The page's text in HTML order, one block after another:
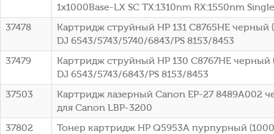
1x1000Base-LX SC ТХ:1310nm RX:1550nm
37478
Картридж струйный HP 131 C8765HE черный
DJ 6543/5743/5740/6843/PS 8153/8453
37479
Картридж струйный HP 130 C8767HE черный
DJ 6543/5743/6843/PS 8153/8453
37503
Картридж лазерный Canon EP-27 8489A002
для Canon LBP-3200
37802
Тонер картридж HP Q5953A пурпурный